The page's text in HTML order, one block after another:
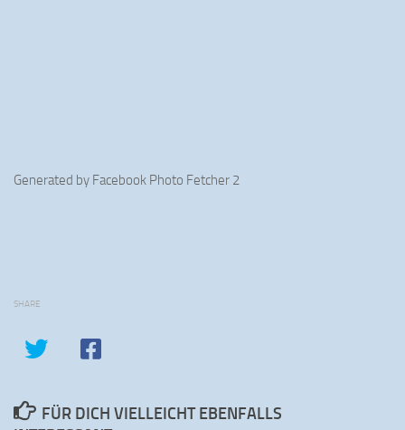
Generated by Facebook Photo Fetcher 2
SHARE
FÜR DICH VIELLEICHT EBENFALLS